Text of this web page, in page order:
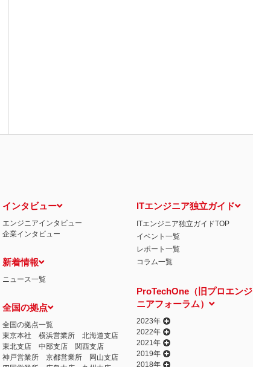
インタビュー
エンジニアインタビュー
企業インタビュー
新着情報
ニュース一覧
全国の拠点
全国の拠点一覧
東京本社
横浜営業所
北海道支店
東北支店
中部支店
関西支店
神戸営業所
京都営業所
岡山支店
ITエンジニア独立ガイド
ITエンジニア独立ガイドTOP
イベント一覧
レポート一覧
コラム一覧
ProTechOne（旧プロエンジ
ニアフォーラム）
2023年
2022年
2021年
2019年
2018年